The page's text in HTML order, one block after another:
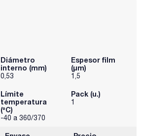
Diámetro
interno (mm)
0,53
Espesor film
(µm)
1,5
Límite
temperatura
(ºC)
-40 a 360/370
Pack (u.)
1